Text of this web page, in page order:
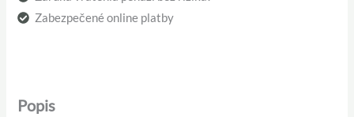
Zabezpečené online platby
Popis